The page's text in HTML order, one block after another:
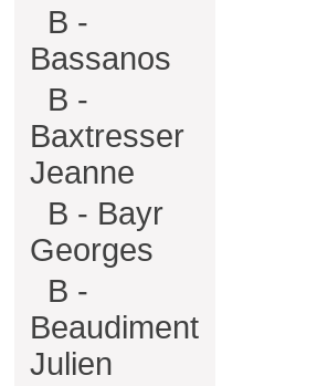
B -
Bassanos
B -
Baxtresser
Jeanne
B - Bayr
Georges
B -
Beaudiment
Julien